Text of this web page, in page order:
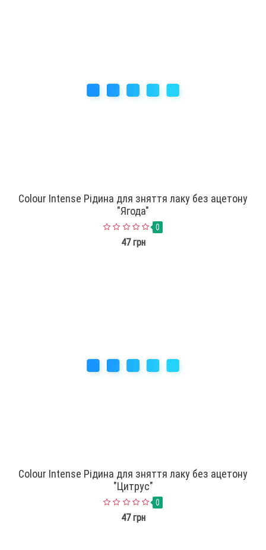
Colour Intense Рідина для зняття лаку без ацетону
"Ягода"
0
47 грн
Colour Intense Рідина для зняття лаку без ацетону
"Цитрус"
0
47 грн